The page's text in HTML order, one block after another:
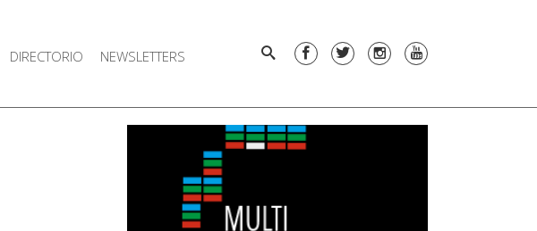
DIRECTORIO NEWSLETTERS